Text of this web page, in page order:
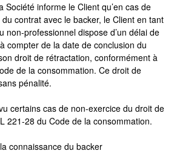
Société informe le Client qu’en cas de
contrat avec le backer, le Client en tant
non-professionnel dispose d’un délai de
compter de la date de conclusion du
droit de rétractation, conformément à
de la consommation. Ce droit de
pénalité.
certains cas de non-exercice du droit de
221-28 du Code de la consommation.
connaissance du backer